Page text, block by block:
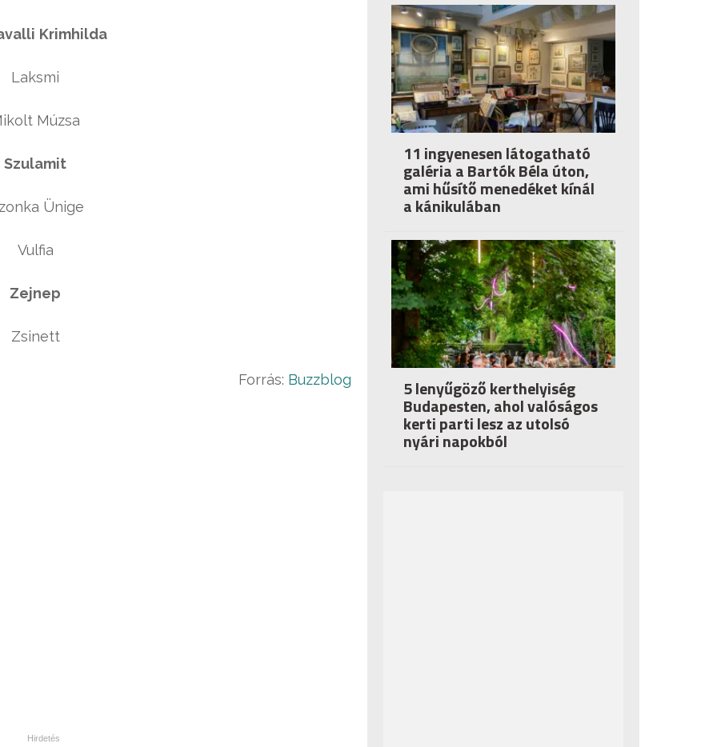
Krimhilda
Laksmi
Múzsa
Szulamit
Ünige
Vulfia
Zejnep
Zsinett
Forrás: Buzzblog
11 ingyenesen látogatható
galéria a Bartók Béla úton,
ami hűsítő menedéket kínál
a kánikulában
5 lenyűgöző kerthelyiség
Budapesten, ahol valóságos
kerti parti lesz az utolsó
nyári napokból